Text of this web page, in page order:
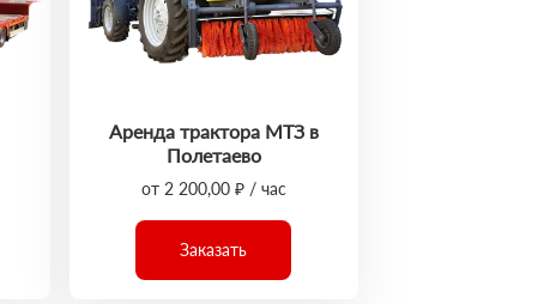
Аренда трактора МТЗ в
Полетаево
от 2 200,00 ₽ / час
Заказать